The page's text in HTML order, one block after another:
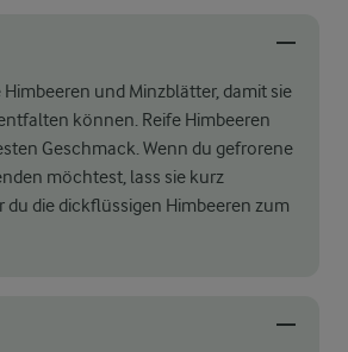
und Minzblätter, damit sie
können. Reife Himbeeren
Geschmack. Wenn du gefrorene
möchtest, lass sie kurz
die dickflüssigen Himbeeren zum